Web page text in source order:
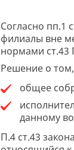
Согласно пп.1
филиалы вне
нормами ст.43
Решение о
общее
данному
П.4 ст.43